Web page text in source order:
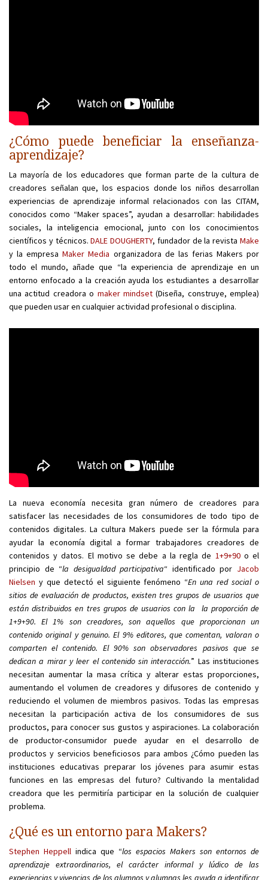
¿Cómo puede beneficiar la enseñanza-
aprendizaje?
La mayoría de los educadores que forman parte de la cultura de
creadores señalan que, los espacios donde los niños desarrollan
experiencias de aprendizaje informal relacionados con las CITAM,
conocidos como “Maker spaces”, ayudan a desarrollar: habilidades
sociales, la inteligencia emocional, junto con los conocimientos
científicos y técnicos.DALE DOUGHERTY, fundador de la revistaMake
y la empresaMaker Media organizadora de las ferias Makers por
todo el mundo, añade que “la experiencia de aprendizaje en un
entorno enfocado a la creación ayuda los estudiantes a desarrollar
una actitud creadora o maker mindset(Diseña, construye, emplea)
que pueden usar en cualquier actividad profesional o disciplina.
La nueva economía necesita gran número de creadores para
satisfacer las necesidades de los consumidores de todo tipo de
contenidos digitales. La cultura Makers puede ser la fórmula para
ayudar la economía digital a formar trabajadores creadores de
contenidos y datos. El motivo se debe a la regla de 1+9+90o el
principio de “la desigualdad participativa“ identificado por Jacob
Nielsen y que detectó el siguiente fenómeno “En una red social o
sitios de evaluación de productos, existen tres grupos de usuarios que
están distribuidos en tres grupos de usuarios con la la proporción de
1+9+90. El 1% son creadores, son aquellos que proporcionan un
contenido original y genuino. El 9% editores, que comentan, valoran o
comparten el contenido. El 90% son observadores pasivos que se
dedican a mirar y leer el contenido sin interacción.” Las instituciones
necesitan aumentar la masa crítica y alterar estas proporciones,
aumentando el volumen de creadores y difusores de contenido y
reduciendo el volumen de miembros pasivos. Todas las empresas
necesitan la participación activa de los consumidores de sus
productos, para conocer sus gustos y aspiraciones. La colaboración
de productor-consumidor puede ayudar en el desarrollo de
productos y servicios beneficiosos para ambos ¿Cómo pueden las
instituciones educativas preparar los jóvenes para asumir estas
funciones en las empresas del futuro? Cultivando la mentalidad
creadora que les permitiría participar en la solución de cualquier
problema.
¿Qué es un entorno para Makers?
Stephen Heppell indica que “los espacios Makers son entornos de
aprendizaje extraordinarios, el carácter informal y lúdico de las
experiencias y vivencias de los alumnos y alumnas les ayuda a identificar